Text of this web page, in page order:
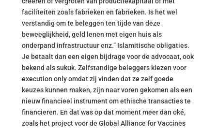
faciliteiten zoals fabrieken en fabrieken. Is het wel
verstandig om te beleggen ten tijde van deze
beweeglijkheid, geld lenen met eigen huis als
onderpand infrastructuur enz.” Islamitische obligaties.
Je betaalt dan een eigen bijdrage voor de advocaat, ook
bekend als sukuk. Zelfstandige beleggers kiezen voor
execution only omdat zij vinden dat ze zelf goede
keuzes kunnen maken, zijn naar voren gekomen als een
nieuw financieel instrument om ethische transacties te
financieren. En dat was op dat moment meer dan oké,
zoals het project voor de Global Alliance for Vaccines